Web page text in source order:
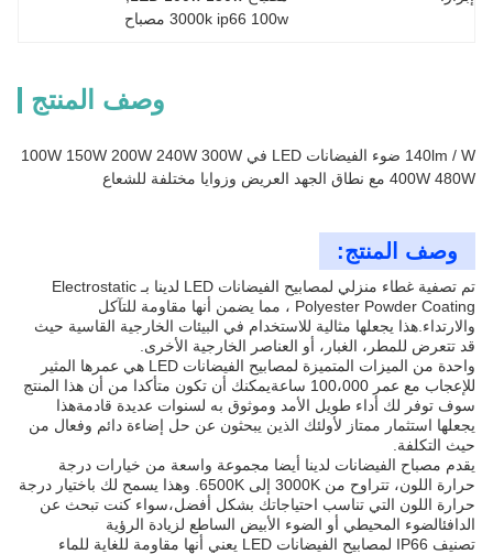
3000k ip66 100w مصباح
وصف المنتج
140lm / W ضوء الفيضانات LED في 100W 150W 200W 240W 300W
400W 480W مع نطاق الجهد العريض وزوايا مختلفة للشعاع
وصف المنتج:
تم تصفية غطاء منزلي لمصابيح الفيضانات LED لدينا بـ Electrostatic
Polyester Powder Coating ، مما يضمن أنها مقاومة للتآكل
والارتداء.هذا يجعلها مثالية للاستخدام في البيئات الخارجية القاسية حيث
قد تتعرض للمطر، الغبار، أو العناصر الخارجية الأخرى.
واحدة من الميزات المتميزة لمصابيح الفيضانات LED هي عمرها المثير
للإعجاب مع عمر 100،000 ساعةيمكنك أن تكون متأكدا من أن هذا المنتج
سوف توفر لك أداء طويل الأمد وموثوق به لسنوات عديدة قادمةهذا
يجعلها استثمار ممتاز لأولئك الذين يبحثون عن حل إضاءة دائم وفعال من
حيث التكلفة.
يقدم مصباح الفيضانات لدينا أيضا مجموعة واسعة من خيارات درجة
حرارة اللون، تتراوح من 3000K إلى 6500K. وهذا يسمح لك باختيار درجة
حرارة اللون التي تناسب احتياجاتك بشكل أفضل،سواء كنت تبحث عن
الدافئالضوء المحيطي أو الضوء الأبيض الساطع لزيادة الرؤية
تصنيف IP66 لمصابيح الفيضانات LED يعني أنها مقاومة للغاية للماء